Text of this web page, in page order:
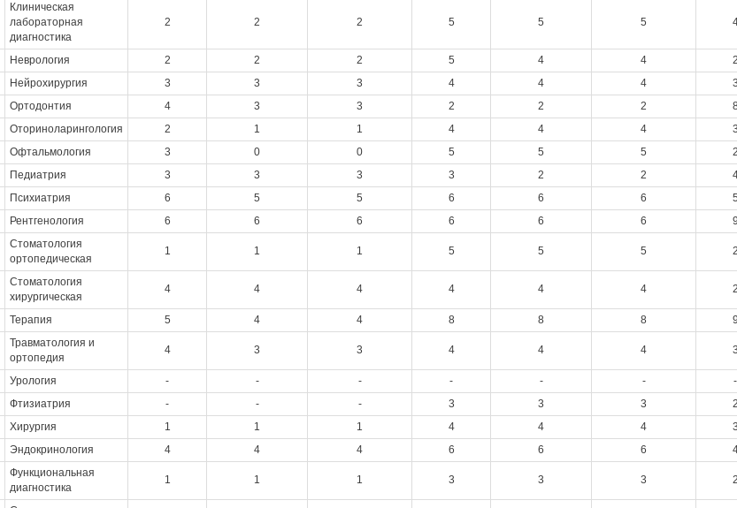
Клиническая
лабораторная
диагностика
2 2 2 5 5 5
Неврология 2 2 2 5 4 4
Нейрохирургия 3 3 3 4 4 4
Ортодонтия 4 3 3 2 2 2
Оториноларингология 2 1 1 4 4 4
Офтальмология 3 0 0 5 5 5
Педиатрия 3 3 3 3 2 2
Психиатрия 6 5 5 6 6 6
Рентгенология 6 6 6 6 6 6
Стоматология
ортопедическая
1 1 1 5 5 5
Стоматология
хирургическая
4 4 4 4 4 4
Терапия 5 4 4 8 8 8
Травматология и
ортопедия
4 3 3 4 4 4
Урология - - - - - -
-
Фтизиатрия - - - 3 3 3
Хирургия 1 1 1 4 4 4
Эндокринология 4 4 4 6 6 6
Функциональная
диагностика
1 1 1 3 3 3